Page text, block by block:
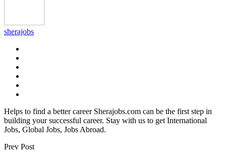
sherajobs
Helps to find a better career Sherajobs.com can be the first step in
building your successful career. Stay with us to get International
Jobs, Global Jobs, Jobs Abroad.
Prev Post